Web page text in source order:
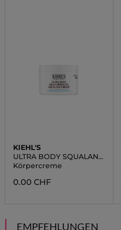
KIEHL'S
ULTRA BODY SQUALANE
CREME
Körpercreme
0.00 CHF
EMPFEHLUNGEN